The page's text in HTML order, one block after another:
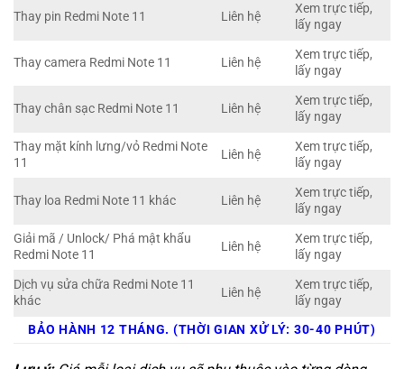
Thay pin Redmi Note 11 Liên hệ
Xem trực tiếp,
lấy ngay
Thay camera Redmi Note 11 Liên hệ
Xem trực tiếp,
lấy ngay
Thay chân sạc Redmi Note 11 Liên hệ
Xem trực tiếp,
lấy ngay
Thay mặt kính lưng/vỏ Redmi Note
11
Liên hệ
Xem trực tiếp,
lấy ngay
Thay loa Redmi Note 11 khác Liên hệ
Xem trực tiếp,
lấy ngay
Giải mã / Unlock/ Phá mật khẩu
Redmi Note 11
Liên hệ
Xem trực tiếp,
lấy ngay
Dịch vụ sửa chữa Redmi Note 11
khác
Liên hệ
Xem trực tiếp,
lấy ngay
BẢO HÀNH 12 THÁNG. (THỜI GIAN XỬ LÝ: 30-40 PHÚT)